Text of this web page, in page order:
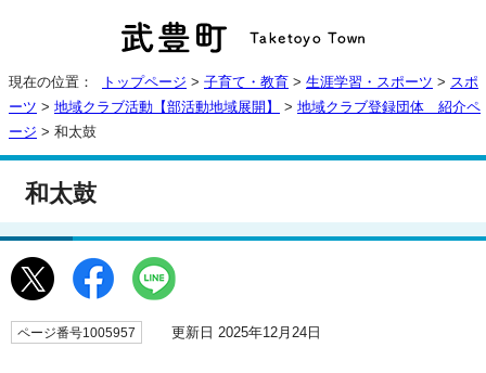
現在の位置： トップページ > 子育て・教育 > 生涯学習・スポーツ > スポ
ーツ > 地域クラブ活動【部活動地域展開】 > 地域クラブ登録団体 紹介ペ
ージ > 和太鼓
和太鼓
ページ番号1005957 更新日 2025年12月24日